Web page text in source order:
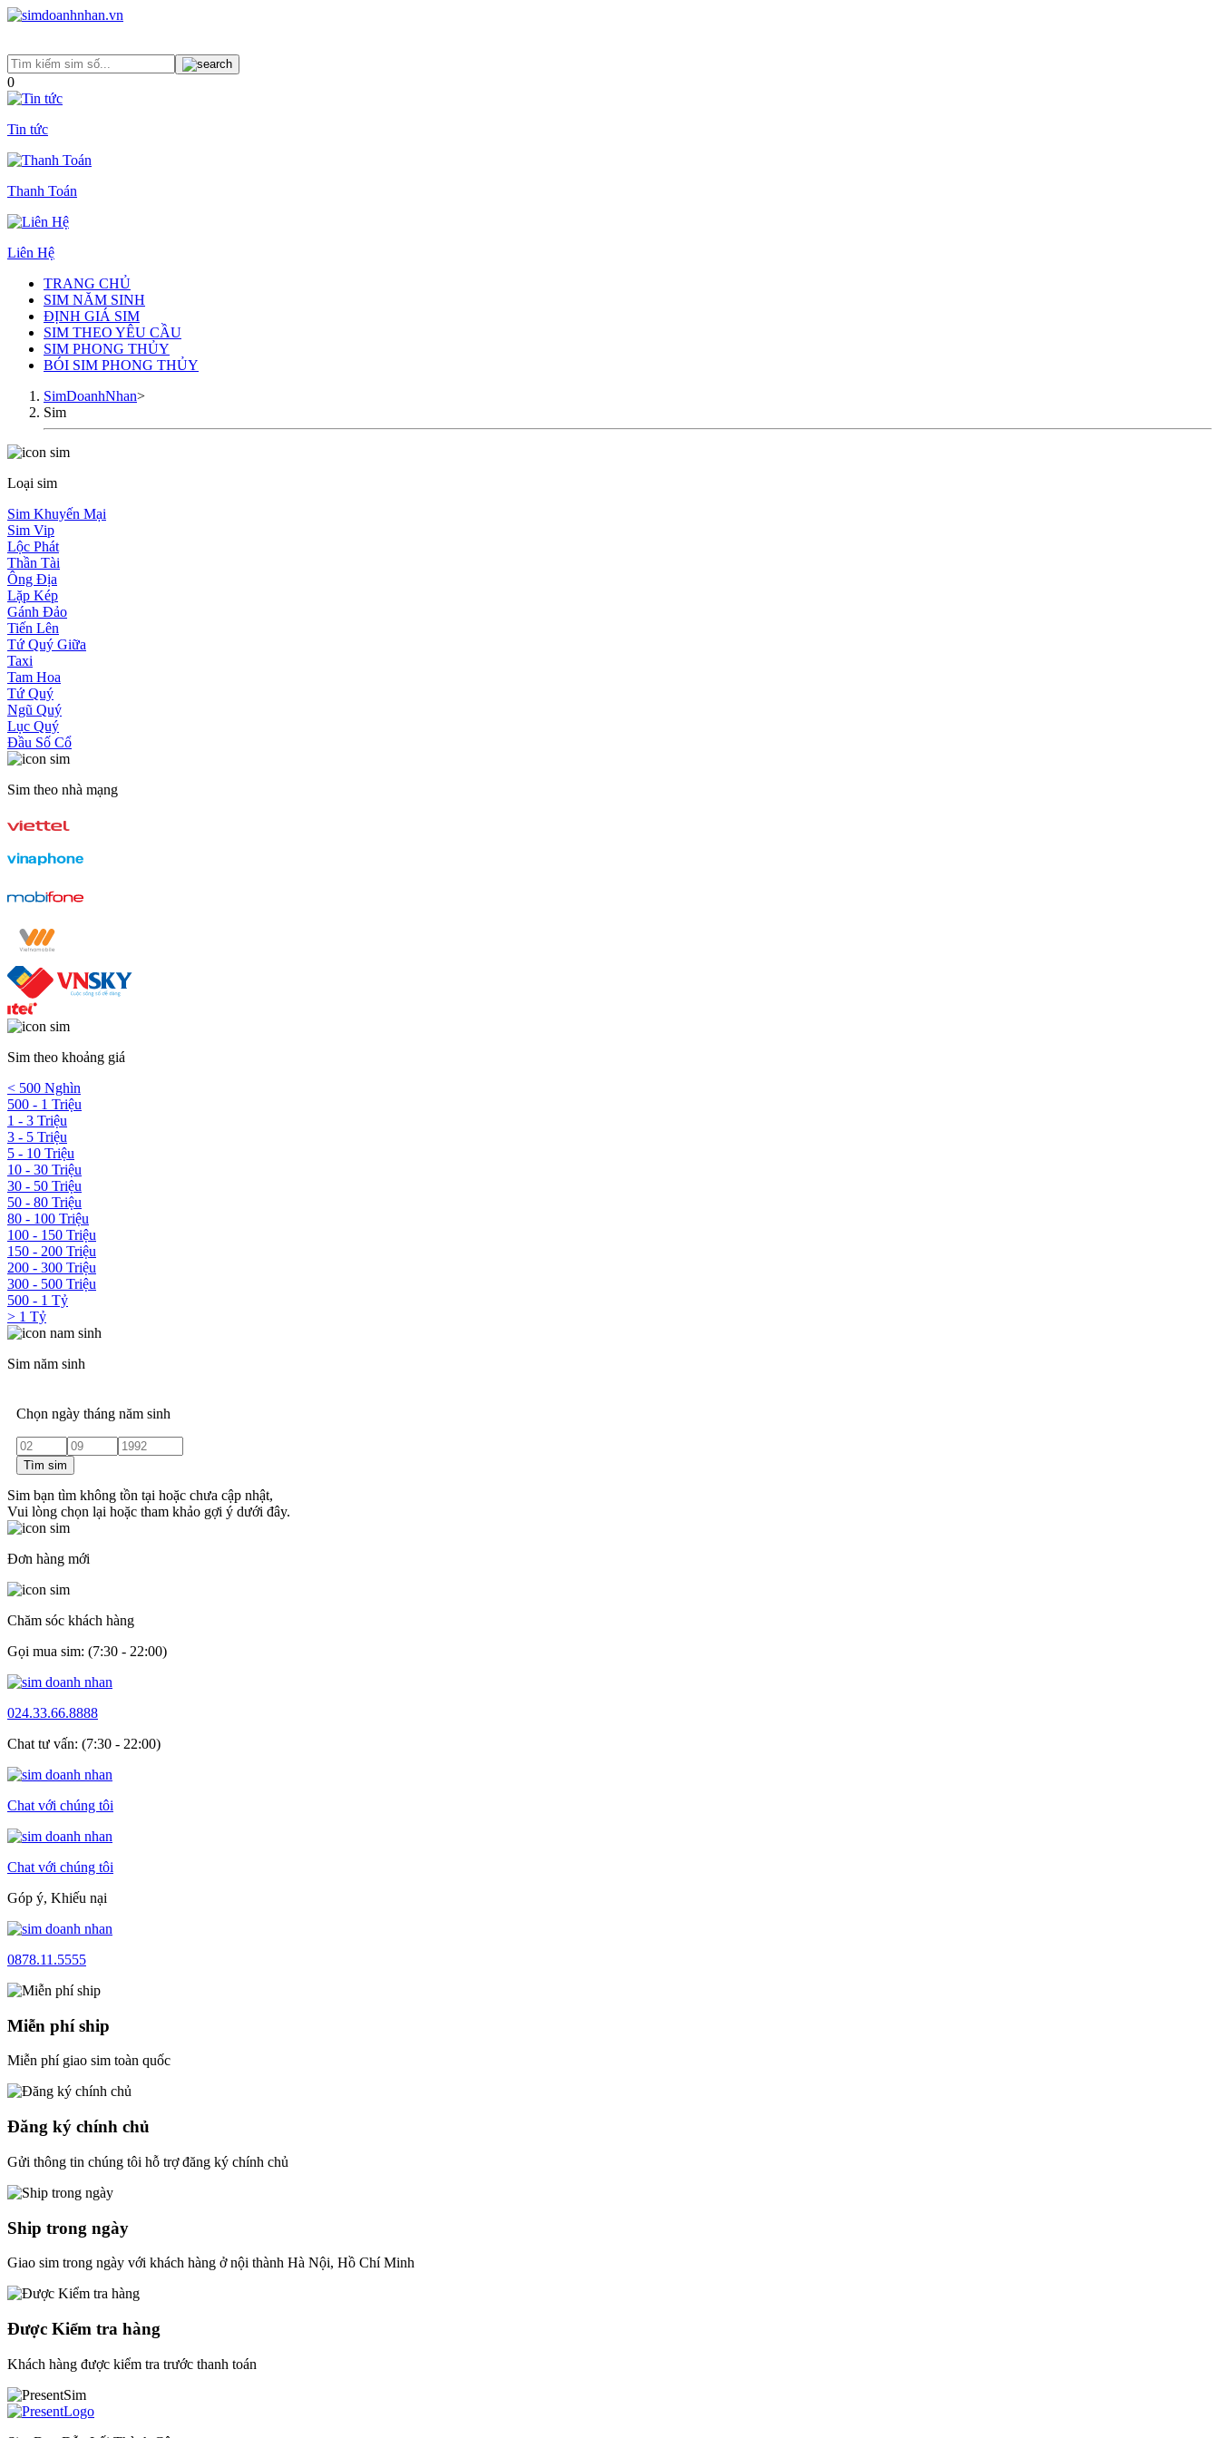
0
Tin tức
Thanh Toán
Liên Hệ
TRANG CHỦ
SIM NĂM SINH
ĐỊNH GIÁ SIM
SIM THEO YÊU CẦU
SIM PHONG THỦY
BÓI SIM PHONG THỦY
SimDoanhNhan>
Sim
Loại sim
Sim Khuyến Mại
Sim Vip
Lộc Phát
Thần Tài
Ông Địa
Lặp Kép
Gánh Đảo
Tiến Lên
Tứ Quý Giữa
Taxi
Tam Hoa
Tứ Quý
Ngũ Quý
Lục Quý
Đầu Số Cổ
Sim theo nhà mạng
Sim theo khoảng giá
< 500 Nghìn
500 - 1 Triệu
1 - 3 Triệu
3 - 5 Triệu
5 - 10 Triệu
10 - 30 Triệu
30 - 50 Triệu
50 - 80 Triệu
80 - 100 Triệu
100 - 150 Triệu
150 - 200 Triệu
200 - 300 Triệu
300 - 500 Triệu
500 - 1 Tỷ
> 1 Tỷ
Sim năm sinh
Chọn ngày tháng năm sinh
Tìm sim
Sim bạn tìm không tồn tại hoặc chưa cập nhật,
Vui lòng chọn lại hoặc tham khảo gợi ý dưới đây.
Đơn hàng mới
Chăm sóc khách hàng
Gọi mua sim: (7:30 - 22:00)
024.33.66.8888
Chat tư vấn: (7:30 - 22:00)
Chat với chúng tôi
Chat với chúng tôi
Góp ý, Khiếu nại
0878.11.5555
Miễn phí ship
Miễn phí giao sim toàn quốc
Đăng ký chính chủ
Gửi thông tin chúng tôi hỗ trợ đăng ký chính chủ
Ship trong ngày
Giao sim trong ngày với khách hàng ở nội thành Hà Nội, Hồ Chí Minh
Được Kiểm tra hàng
Khách hàng được kiểm tra trước thanh toán